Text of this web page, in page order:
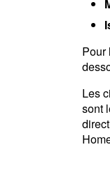
Pour
Les
sont